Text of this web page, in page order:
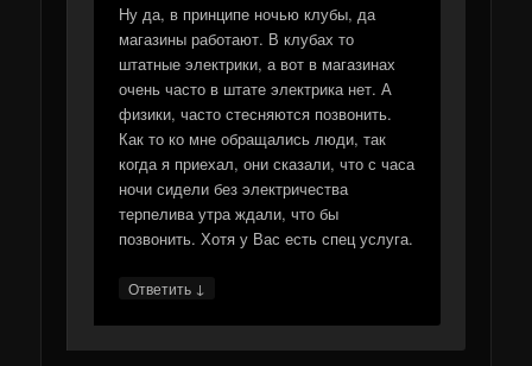
Ну да, в принципе ночью клубы, да
магазины работают. В клубах то
штатные электрики, а вот в магазинах
очень часто в штате электрика нет. А
физики, часто стесняются позвонить.
Как то ко мне обращались люди, так
когда я приехал, они сказали, что с часа
ночи сидели без электричества
терпелива утра ждали, что бы
позвонить. Хотя у Вас есть спец услуга.
Ответить ↓